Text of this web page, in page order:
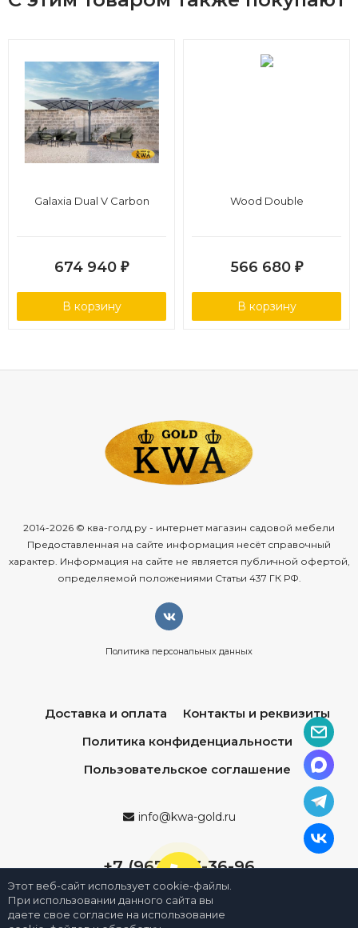
Galaxia Dual V Carbon
674 940 ₽
В корзину
Wood Double
566 680 ₽
В корзину
2014-2026 © ква-голд.ру - интернет магазин садовой мебели
Предоставленная на сайте информация несёт справочный
характер. Информация на сайте не является публичной офертой,
определяемой положениями Статьи 437 ГК РФ.
Политика персональных данных
Доставка и оплата
Контакты и реквизиты
Политика конфиденциальности
Пользовательское соглашение
info@kwa-gold.ru
+7 (967) 013-36-96
Этот веб-сайт использует cookie-файлы.
При использовании данного сайта вы
даете свое согласие на использование